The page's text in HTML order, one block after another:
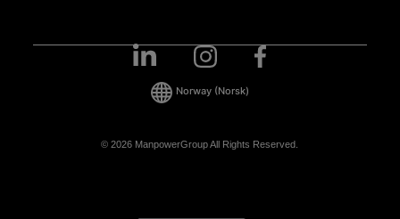
© 2026 ManpowerGroup All Rights Reserved.
Norway (Norsk)